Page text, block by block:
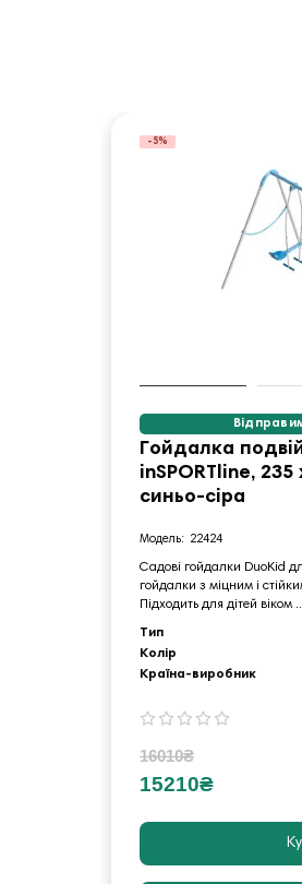
-5%
Гойдалка
inSPORTline,
синьо-сіра
22424
Садові гойдалки DuoKid
гойдалки з міцним і
Підходить для дітей віком ..
Тип
Колір
Країна-виробник
16010₴
15210₴